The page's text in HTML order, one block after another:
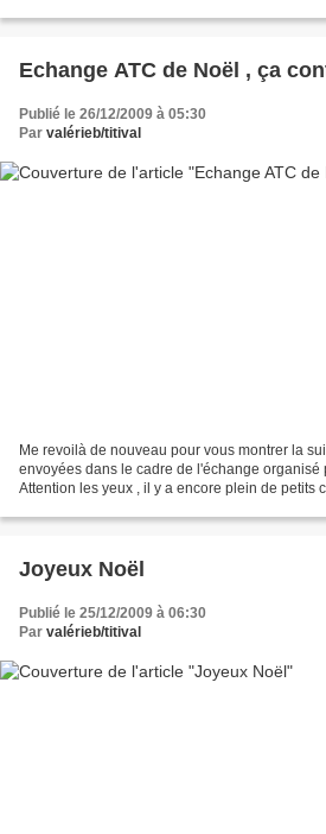
Echange ATC de Noël , ça
Publié le 26/12/2009 à 05:30
Par valérieb/titival
Me revoilà de nouveau pour vous montrer la
envoyées dans le cadre de l'échange organisé
Attention les yeux , il y a encore plein de petits
Joyeux Noël
Publié le 25/12/2009 à 06:30
Par valérieb/titival